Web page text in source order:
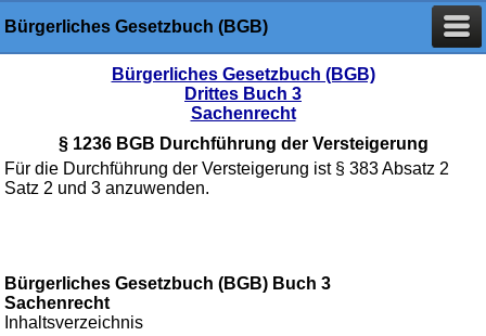
Bürgerliches Gesetzbuch (BGB)
Bürgerliches Gesetzbuch (BGB)
Drittes Buch 3
Sachenrecht
§ 1236 BGB Durchführung der Versteigerung
Für die Durchführung der Versteigerung ist § 383 Absatz 2
Satz 2 und 3 anzuwenden.
Bürgerliches Gesetzbuch (BGB) Buch 3
Sachenrecht
Inhaltsverzeichnis